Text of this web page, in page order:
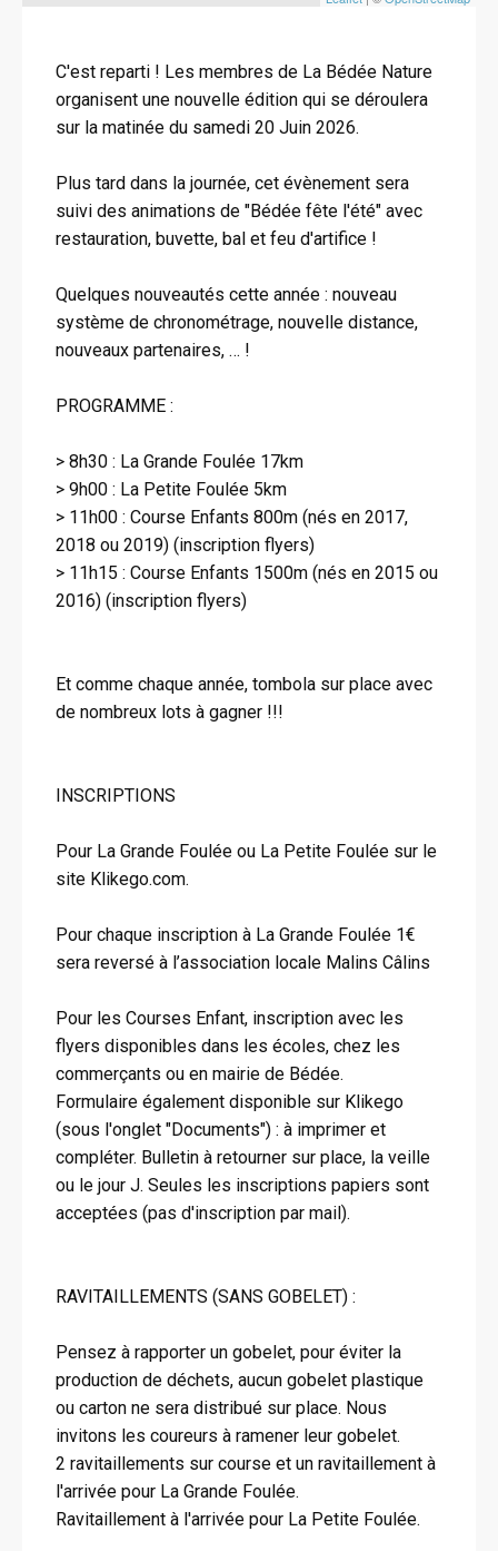
C'est reparti ! Les membres de La Bédée Nature
organisent une nouvelle édition qui se déroulera
sur la matinée du samedi 20 Juin 2026.
Plus tard dans la journée, cet évènement sera
suivi des animations de "Bédée fête l'été" avec
restauration, buvette, bal et feu d'artifice !
Quelques nouveautés cette année : nouveau
système de chronométrage, nouvelle distance,
nouveaux partenaires, … !
PROGRAMME :
> 8h30 : La Grande Foulée 17km
> 9h00 : La Petite Foulée 5km
> 11h00 : Course Enfants 800m (nés en 2017,
2018 ou 2019) (inscription flyers)
> 11h15 : Course Enfants 1500m (nés en 2015 ou
2016) (inscription flyers)
Et comme chaque année, tombola sur place avec
de nombreux lots à gagner !!!
INSCRIPTIONS
Pour La Grande Foulée ou La Petite Foulée sur le
site Klikego.com.
Pour chaque inscription à La Grande Foulée 1€
sera reversé à l’association locale Malins Câlins
Pour les Courses Enfant, inscription avec les
flyers disponibles dans les écoles, chez les
commerçants ou en mairie de Bédée.
Formulaire également disponible sur Klikego
(sous l'onglet "Documents") : à imprimer et
compléter. Bulletin à retourner sur place, la veille
ou le jour J. Seules les inscriptions papiers sont
acceptées (pas d'inscription par mail).
RAVITAILLEMENTS (SANS GOBELET) :
Pensez à rapporter un gobelet, pour éviter la
production de déchets, aucun gobelet plastique
ou carton ne sera distribué sur place. Nous
invitons les coureurs à ramener leur gobelet.
2 ravitaillements sur course et un ravitaillement à
l'arrivée pour La Grande Foulée.
Ravitaillement à l'arrivée pour La Petite Foulée.